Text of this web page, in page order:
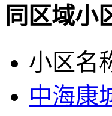
同区域小
小区名
中海康